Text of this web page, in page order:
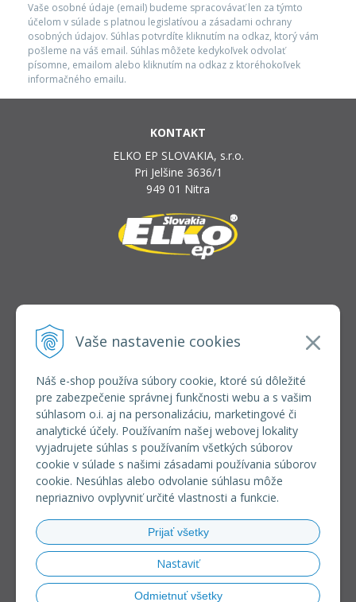
Vaše nastavenie cookies
Náš e-shop používa súbory cookie, ktoré sú dôležité
pre zabezpečenie správnej funkčnosti webu a s vašim
súhlasom o.i. aj na personalizáciu, marketingové či
analytické účely. Používaním našej webovej lokality
vyjadrujete súhlas s používaním všetkých súborov
cookie v súlade s našimi zásadami používania súborov
cookie. Nesúhlas alebo odvolanie súhlasu môže
nepriaznivo ovplyvniť určité vlastnosti a funkcie.
Prijať všetky
Nastaviť
Odmietnuť všetky
Vaše osobné údaje (email) budeme spracovávať len za týmto
účelom v súlade s platnou legislatívou a zásadami ochrany
osobných údajov. Súhlas potvrdíte kliknutím na odkaz, ktorý vám
pošleme na váš email. Súhlas môžete kedykoľvek odvolať
písomne, emailom alebo kliknutím na odkaz z ktoréhokoľvek
informačného emailu.
KONTAKT
ELKO EP SLOVAKIA, s.r.o.
Pri Jelšine 3636/1
949 01 Nitra
INFOLINKA
+421 37 6586 731
VŠETKO O NÁKUPE
REGISTRÁCIA VEĽKOOBCHOD
Formulár na odsúpenie od zmluvy
Doprava a platba
Všeobecné obchodné podmienky
Reklamačný poriadok
Používanie súborov cookies
Riešenie sporov online (RSO)